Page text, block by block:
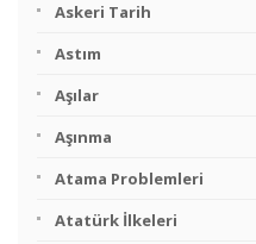
Askeri Tarih
Astım
Aşılar
Aşınma
Atama Problemleri
Atatürk İlkeleri